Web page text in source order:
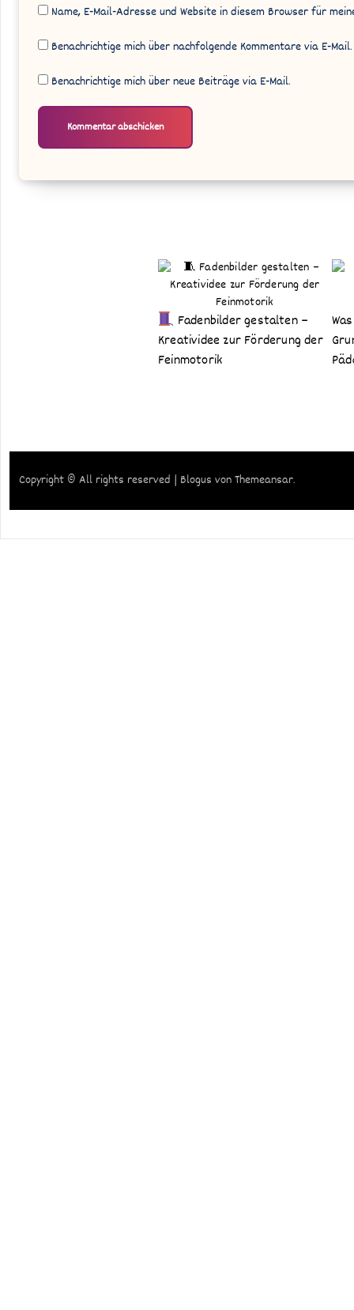
Name, E-Mail-Adresse und Website in diesem Browser für
Benachrichtige mich über nachfolgende Kommentare via E-Mail.
Benachrichtige mich über neue Beiträge via E-Mail.
Fadenbilder gestalten –
Kreatividee zur Förderung der
Feinmotorik
Copyright © All rights reserved | Blogus vonThemeansar.